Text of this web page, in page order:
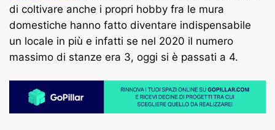
di coltivare anche i propri hobby fra le mura
domestiche hanno fatto diventare indispensabile
un locale in più e infatti se nel 2020 il numero
massimo di stanze era 3, oggi si è passati a 4.